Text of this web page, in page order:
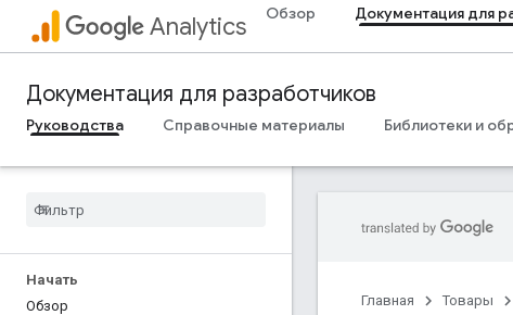
Analytics Обзор Документация для
Документация для разработчиков
Руководства Справочные материалы Библиотеки и
Начать
Обзор
Главная Товары